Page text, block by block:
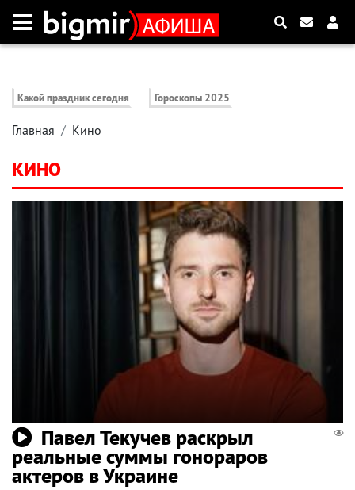
Какой праздник сегодня Гороскопы 2025
Главная Кино
КИНО
Павел Текучев раскрыл
реальные суммы гонораров
актеров в Украине